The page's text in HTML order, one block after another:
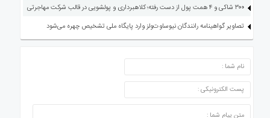
۳۰۰ شاکی و ۴ همت پول از دست رفته؛ کلاهبرداری و پولشویی در قالب شرکت مهاجرتی
تصاویر گواهینامه رانندگان نیوساوت‌ولز وارد پایگاه ملی تشخیص چهره می‌شود
ارسال دیدگاه